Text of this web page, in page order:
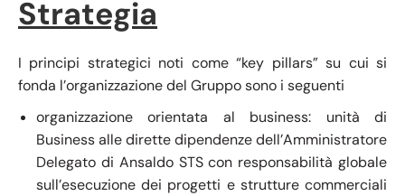
Strategia
I principi strategici noti come “key pillars” su cui si
fonda l’organizzazione del Gruppo sono i seguenti
organizzazione orientata al business: unità di
Business alle dirette dipendenze dell’Amministratore
Delegato di Ansaldo STS con responsabilità globale
sull’esecuzione dei progetti e strutture commerciali